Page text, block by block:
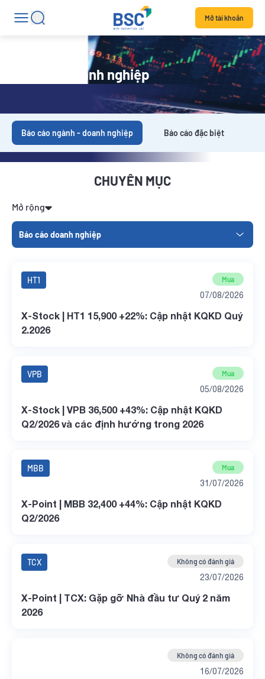
Mở tài khoản
Báo cáo doanh nghiệp
Báo cáo ngành - doanh nghiệp Báo cáo đặc biệt
CHUYÊN MỤC
Mở rộng
Báo cáo doanh nghiệp
HT1 Mua
07/08/2026
X-Stock | HT1 15,900 +22%: Cập nhật KQKD Quý
2.2026
VPB Mua
05/08/2026
X-Stock | VPB 36,500 +43%: Cập nhật KQKD
Q2/2026 và các định hướng trong 2026
MBB Mua
31/07/2026
X-Point | MBB 32,400 +44%: Cập nhật KQKD
Q2/2026
TCX Không có đánh giá
23/07/2026
X-Point | TCX: Gặp gỡ Nhà đầu tư Quý 2 năm
2026
Không có đánh giá
16/07/2026